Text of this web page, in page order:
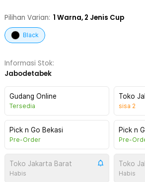
Pilihan Varian: 1 Warna, 2 Jenis Cup
Black
Informasi Stok:
Jabodetabek
Gudang Online
Tersedia
Toko
sisa 2
Pick n Go Bekasi
Pre-Order
Pick n
Pre-
Toko Jakarta Barat
Habis
Toko
Habis